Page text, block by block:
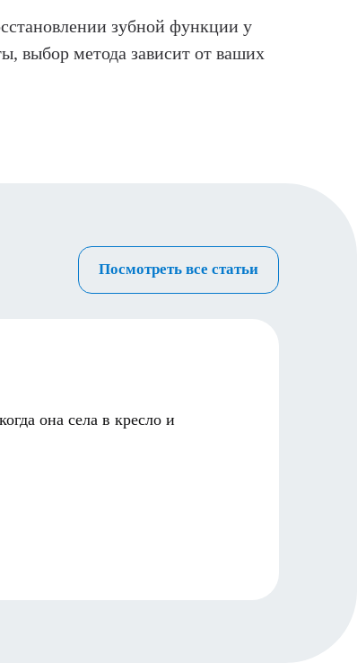
зубной функции у
выбор метода зависит от ваших
Посмотреть все статьи
она села в кресло и